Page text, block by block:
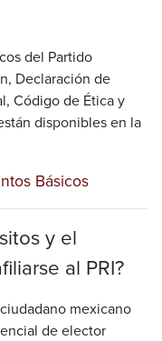
del Partido
Declaración de
Código de Ética y
disponibles en la
Básicos
y el
al PRI?
mexicano
de elector